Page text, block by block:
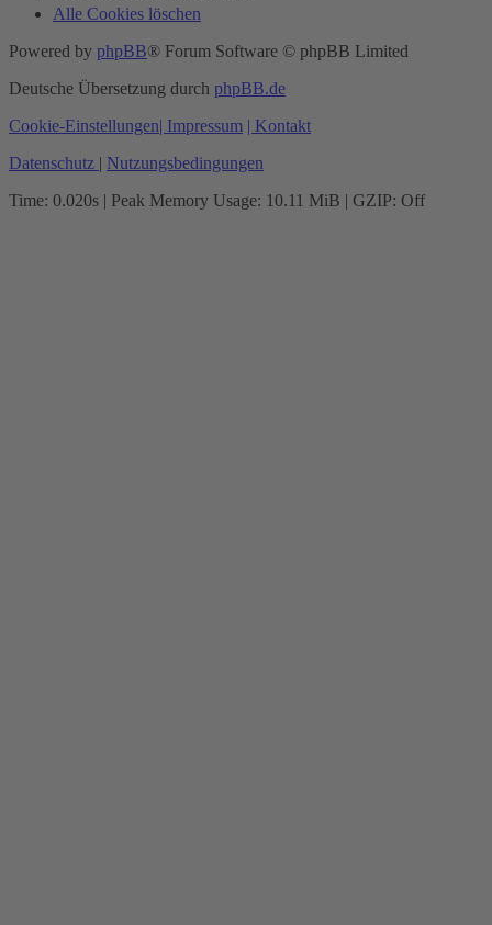
Alle Cookies löschen
Powered by phpBB® Forum Software © phpBB Limited
Deutsche Übersetzung durch phpBB.de
Cookie-Einstellungen| Impressum | Kontakt
Datenschutz | Nutzungsbedingungen
Time: 0.020s | Peak Memory Usage: 10.11 MiB | GZIP: Off